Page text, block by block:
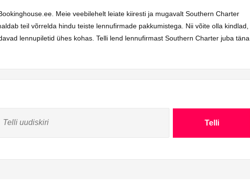
Meie veebilehelt leiate kiiresti ja mugavalt Southern Charter
teil võrrelda hindu teiste lennufirmade pakkumistega. Nii võite olla kindlad,
lennupiletid ühes kohas. Telli lend lennufirmast Southern Charter juba täna
Telli